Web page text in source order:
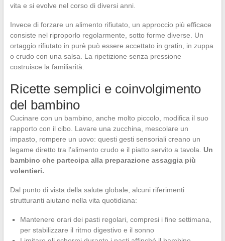
vita e si evolve nel corso di diversi anni.
Invece di forzare un alimento rifiutato, un approccio più efficace
consiste nel riproporlo regolarmente, sotto forme diverse. Un
ortaggio rifiutato in purè può essere accettato in gratin, in zuppa
o crudo con una salsa. La ripetizione senza pressione
costruisce la familiarità.
Ricette semplici e coinvolgimento
del bambino
Cucinare con un bambino, anche molto piccolo, modifica il suo
rapporto con il cibo. Lavare una zucchina, mescolare un
impasto, rompere un uovo: questi gesti sensoriali creano un
legame diretto tra l’alimento crudo e il piatto servito a tavola. Un
bambino che partecipa alla preparazione assaggia più
volentieri.
Dal punto di vista della salute globale, alcuni riferimenti
strutturanti aiutano nella vita quotidiana:
Mantenere orari dei pasti regolari, compresi i fine settimana,
per stabilizzare il ritmo digestivo e il sonno